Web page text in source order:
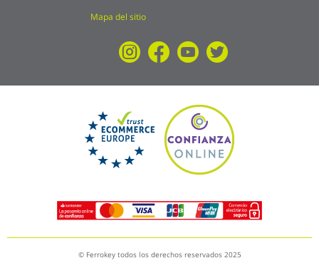
Mapa del sitio
© Ferrokey todos los derechos reservados 2025